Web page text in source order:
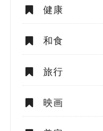
健康
和食
旅行
映画